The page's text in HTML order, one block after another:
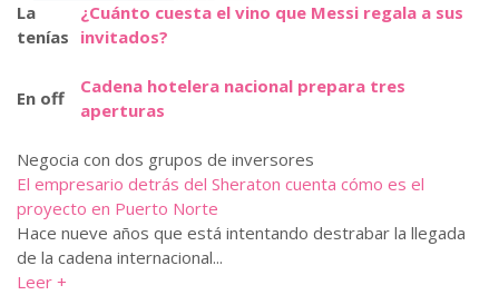
La
tenías
¿Cuánto cuesta el vino que Messi regala a sus
invitados?
En off
Cadena hotelera nacional prepara tres
aperturas
Negocia con dos grupos de inversores
El empresario detrás del Sheraton cuenta cómo es el
proyecto en Puerto Norte
Hace nueve años que está intentando destrabar la llegada
de la cadena internacional...
Leer +